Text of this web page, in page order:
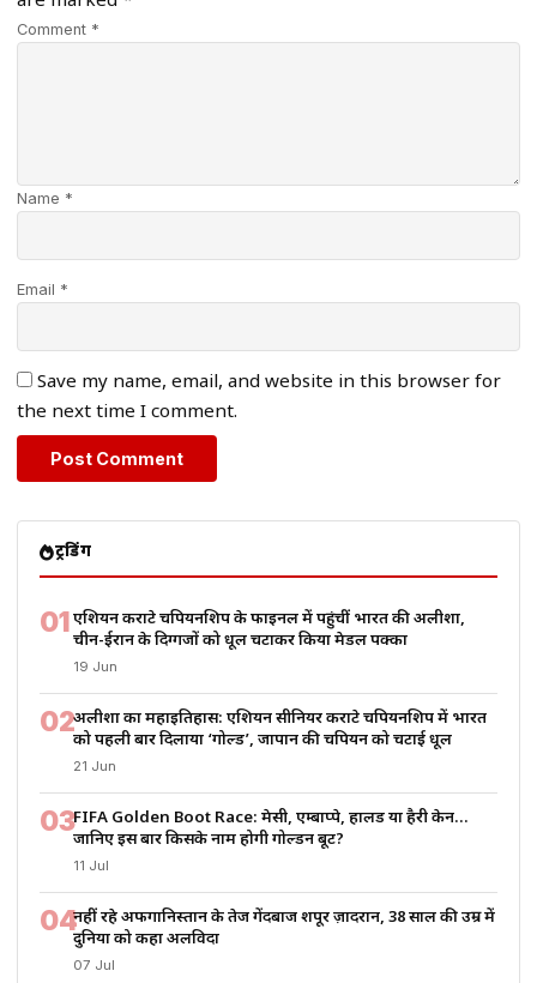
Comment *
Name *
Email *
Save my name, email, and website in this browser for
the next time I comment.
ट्रेंडिंग
01एशियन कराटे चैंपियनशिप के फाइनल में पहुंचीं भारत की अलीशा,
चीन-ईरान के दिग्गजों को धूल चटाकर किया मेडल पक्का
19 Jun
02अलीशा का महाइतिहास: एशियन सीनियर कराटे चैंपियनशिप में भारत
को पहली बार दिलाया ‘गोल्ड’, जापान की चैंपियन को चटाई धूल
21 Jun
03FIFA Golden Boot Race: मेसी, एम्बाप्पे, हालैंड या हैरी केन…
जानिए इस बार किसके नाम होगी गोल्डन बूट?
11 Jul
04नहीं रहे अफगानिस्तान के तेज गेंदबाज शपूर ज़ादरान, 38 साल की उम्र में
दुनिया को कहा अलविदा
07 Jul